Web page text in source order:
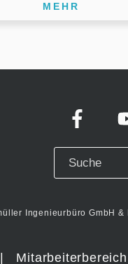
MEHR
Ingenieurbüro GmbH
Mitarbeiterbereich